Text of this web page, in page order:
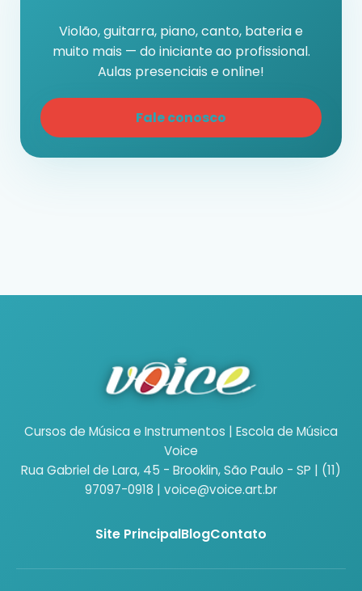
Violão, guitarra, piano, canto, bateria e
muito mais — do iniciante ao profissional.
Aulas presenciais e online!
Fale conosco
Cursos de Música e Instrumentos | Escola de Música
Voice
Rua Gabriel de Lara, 45 - Brooklin, São Paulo - SP | (11)
97097-0918 | voice@voice.art.br
Site PrincipalBlogContato